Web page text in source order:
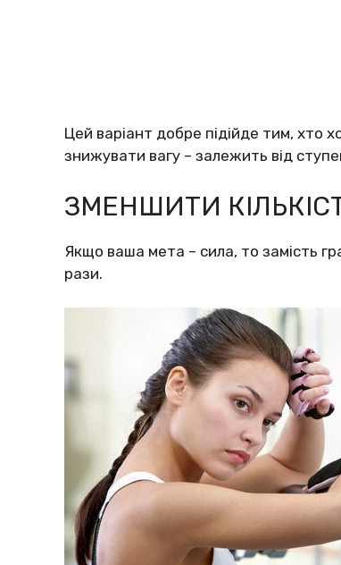
Цей варіант добре підійде тим, хто
знижувати вагу – залежить від
ЗМЕНШИТИ
Якщо ваша мета – сила, то замість
рази.